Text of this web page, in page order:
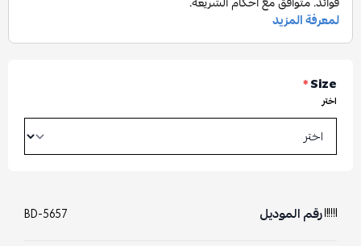
Size
*
اختر
رقم الموديل BD-5657